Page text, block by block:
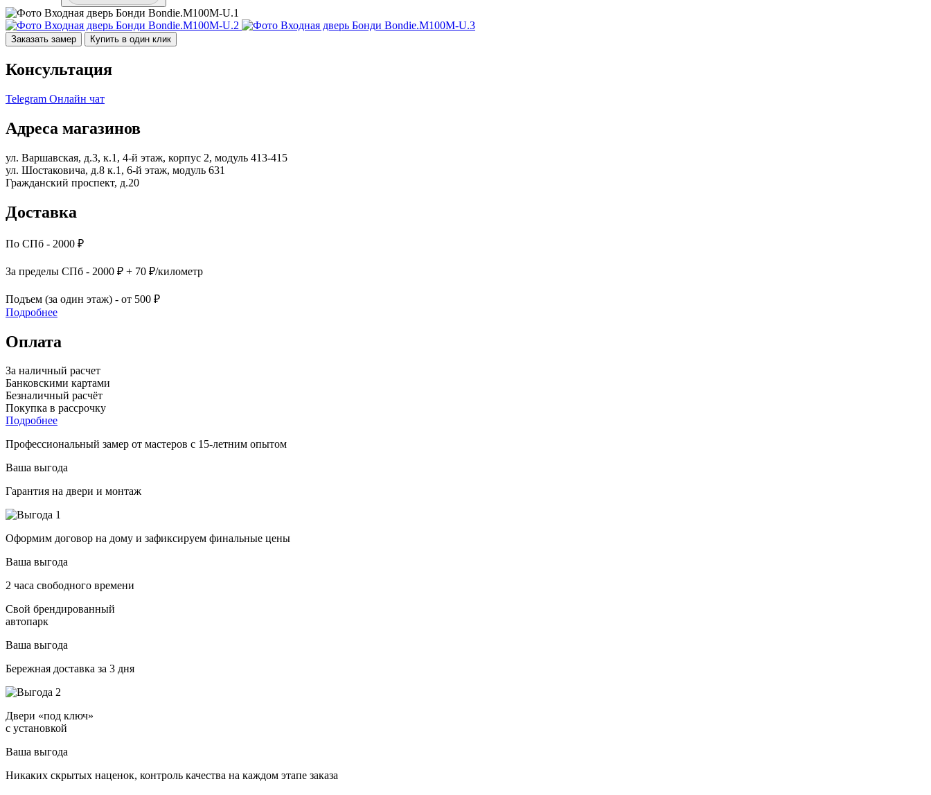
Заказать замер Купить в один клик
Консультация
Telegram Онлайн чат
Адреса магазинов
ул. Варшавская, д.3, к.1, 4-й этаж, корпус 2, модуль 413-415
ул. Шостаковича, д.8 к.1, 6-й этаж, модуль 631
Гражданский проспект, д.20
Доставка
По СПб - 2000 ₽
За пределы СПб - 2000 ₽ + 70 ₽/километр
Подъем (за один этаж) - от 500 ₽
Подробнее
Оплата
За наличный расчет
Банковскими картами
Безналичный расчёт
Покупка в рассрочку
Подробнее
Профессиональный замер от мастеров с 15-летним опытом
Ваша выгода
Гарантия на двери и монтаж
Оформим договор на дому и зафиксируем финальные цены
Ваша выгода
2 часа свободного времени
Свой брендированный
автопарк
Ваша выгода
Бережная доставка за 3 дня
Двери «под ключ»
с установкой
Ваша выгода
Никаких скрытых наценок, контроль качества на каждом этапе заказа